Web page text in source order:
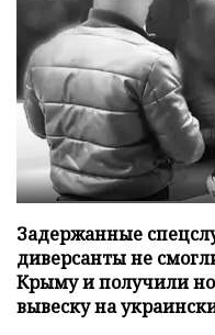
Задержанные
диверсанты не
Крыму и получили
вывеску на